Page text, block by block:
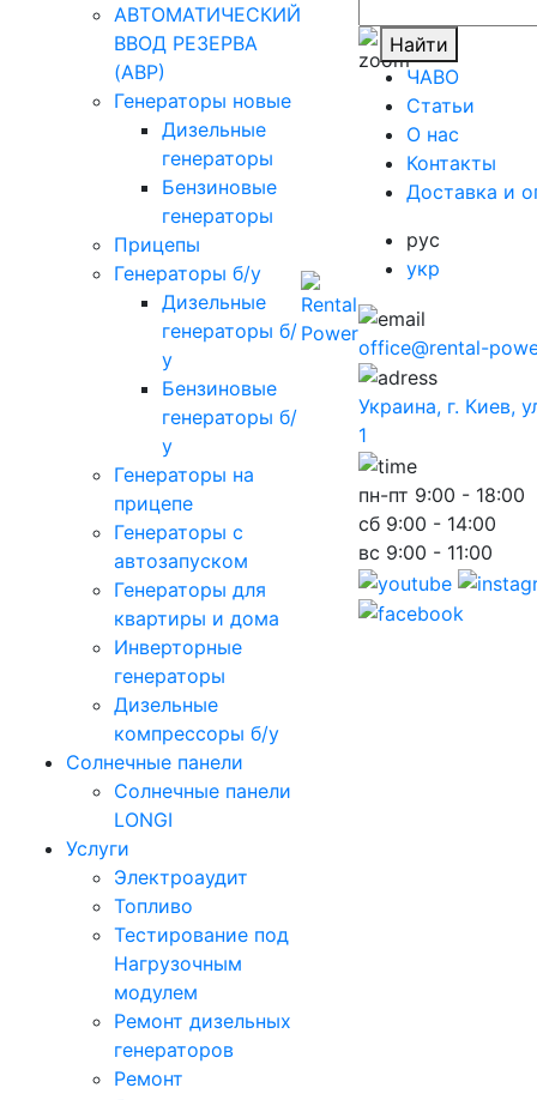
АВТОМАТИЧЕСКИЙ
ВВОД РЕЗЕРВА
(АВР)
Генераторы новые
Дизельные
генераторы
Бензиновые
генераторы
Прицепы
Генераторы б/у
Дизельные
генераторы б/
у
Бензиновые
генераторы б/
у
Генераторы на
прицепе
Генераторы с
автозапуском
Генераторы для
квартиры и дома
Инверторные
генераторы
Дизельные
компрессоры б/у
Солнечные панели
Солнечные панели
LONGI
Услуги
Электроаудит
Топливо
Тестирование под
Нагрузочным
модулем
Ремонт дизельных
генераторов
Ремонт
Найти
ЧАВО
Cтатьи
O нас
Контакты
Доставка и
рус
укр
office@rental-
Украина, г. Киев,
1
пн-пт 9:00 - 18:00
сб 9:00 - 14:00
вс 9:00 - 11:00